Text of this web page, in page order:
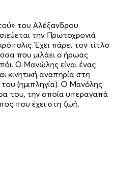
του Αλέξανδρου
την Πρωτοχρονιά
Έχει πάρει τον τίτλο
που μιλάει ο ήρωας
Ο Μανώλης είναι ένας
κινητική αναπηρία στη
(ημιπληγία). Ο Μανόλης
του, την οποία υπεραγαπά
που έχει στη ζωή.